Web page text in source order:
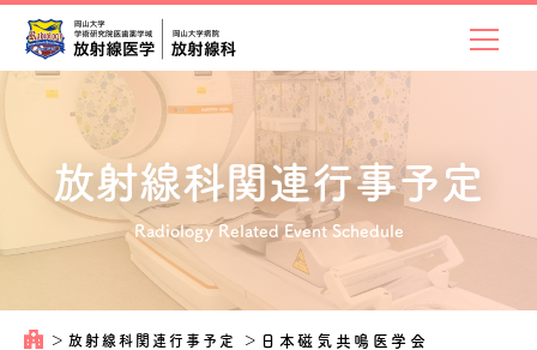
放射線科関連行事予定
Radiology Related Event Schedule
＞ 放射線科関連行事予定 ＞ 日本磁気共鳴医学会